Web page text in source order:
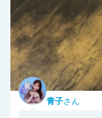
青子さん